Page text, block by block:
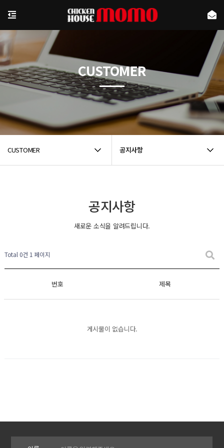
CUSTOMER 공지사항
CUSTOMER
공지사항
새로운 소식을 알려드립니다.
Total 0건 1 페이지
번호 제목
게시물이 없습니다.